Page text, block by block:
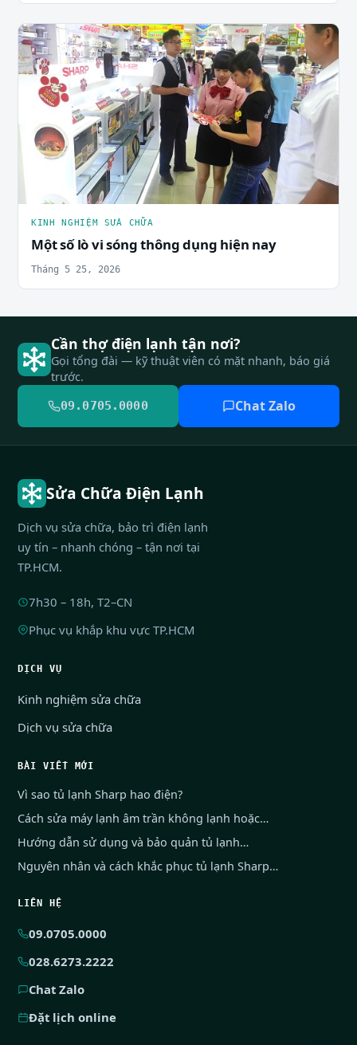
KINH NGHIỆM SỬA CHỮA
Một số lò vi sóng thông dụng hiện nay
Tháng 5 25, 2026
Cần thợ điện lạnh tận nơi?
Gọi tổng đài — kỹ thuật viên có mặt nhanh, báo giá
trước.
09.0705.0000 Chat Zalo
Sửa Chữa Điện Lạnh
Dịch vụ sửa chữa, bảo trì điện lạnh
uy tín – nhanh chóng – tận nơi tại
TP.HCM.
7h30 – 18h, T2–CN
Phục vụ khắp khu vực TP.HCM
DỊCH VỤ
Kinh nghiệm sửa chữa
Dịch vụ sửa chữa
BÀI VIẾT MỚI
Vì sao tủ lạnh Sharp hao điện?
Cách sửa máy lạnh âm trần không lạnh hoặc…
Hướng dẫn sử dụng và bảo quản tủ lạnh…
Nguyên nhân và cách khắc phục tủ lạnh Sharp…
LIÊN HỆ
09.0705.0000
028.6273.2222
Chat Zalo
Đặt lịch online